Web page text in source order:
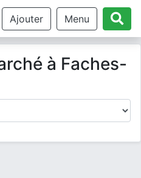
Ajouter Menu
à Faches-